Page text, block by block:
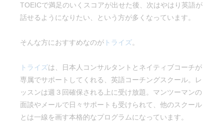
TOEICで満足のいくスコアが出せた後、次はやはり英語が
話せるようになりたい、という方が多くなっています。
そんな方におすすめなのが トライズ。
トライズは、日本人コンサルタントとネイティブコーチが
専属でサポートしてくれる、英語コーチングスクール。レ
ッスンは週３回確保される上に受け放題。マンツーマンの
面談やメールで日々サポートも受けられて、他のスクール
とは一線を画す本格的なプログラムになっています。